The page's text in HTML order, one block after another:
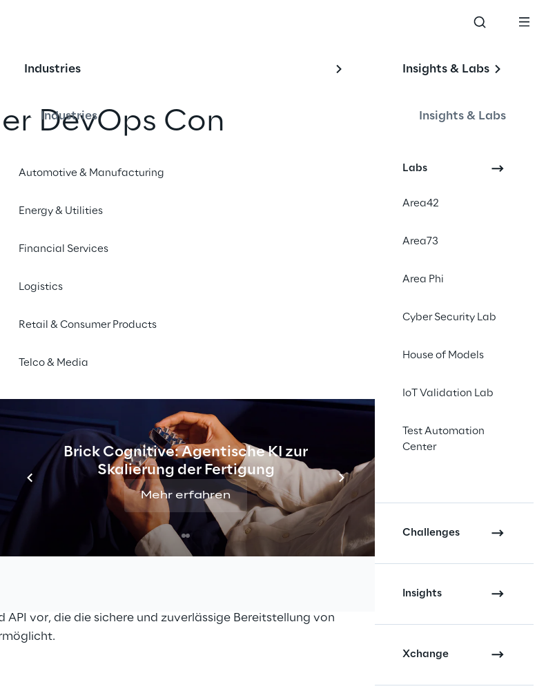
Industries
Industries
Automotive & Manufacturing
Energy & Utilities
Financial Services
Logistics
Retail & Consumer Products
Telco & Media
Brick Cognitive: Agentische KI zur
Skalierung der Fertigung
Mehr erfahren
Insights & Labs
Insights & Labs
Labs
Area42
Area73
Area Phi
Cyber Security Lab
House of Models
IoT Validation Lab
Test Automation
Center
Challenges
Insights
Xchange
DevOps Con
Themen Continuous Delivery, Microservices, Containers,
und Experten der IT-Welt erfahren in Vorträgen, Sessions
Technologien und Methoden für die Entwicklung
API vor, die die sichere und zuverlässige Bereitstellung von